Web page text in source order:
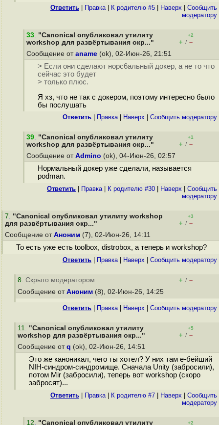
Ответить Правка| К родителю #5 Наверх
Cообщить
модератору
33. "Canonical опубликовал утилиту
workshop для развёртывания окр..."
+2
+ / –
Сообщение от aname (ok), 02-Июн-26, 21:51
> Если они сделают норс6альный докер, а не то что
сейчас это будет
> только плюс.
Я хз, что не так с докером, поэтому интересно было
бы послушать
Ответить Правка| Наверх Cообщить модератору
39. "Canonical опубликовал утилиту
workshop для развёртывания окр..."
+1
+ / –
Сообщение от Admino (ok), 04-Июн-26, 02:57
Нормальный докер уже сделали, называется
podman.
Ответить Правка| К родителю #30 Наверх
Cообщить
модератору
7. "Canonical опубликовал утилиту workshop
для развёртывания окр..."
+3
+ / –
Сообщение от Аноним (7), 02-Июн-26, 14:11
То есть уже есть toolbox, distrobox, а теперь и workshop?
Ответить Правка| Наверх Cообщить модератору
8. Скрыто модератором + / –
Сообщение от Аноним (8), 02-Июн-26, 14:25
Ответить Правка| Наверх Cообщить модератору
11. "Canonical опубликовал утилиту
workshop для развёртывания окр..."
+5
+ / –
Сообщение от q (ok), 02-Июн-26, 14:51
Это же каноникал, чего ты хотел? У них там е-бейший
NIH-синдром-синдромище. Сначала Unity (забросили),
потом Mir (забросили), теперь вот workshop (скоро
забросят)...
Ответить Правка| К родителю #7 Наверх
Cообщить
модератору
12. "Canonical опубликовал утилиту +2